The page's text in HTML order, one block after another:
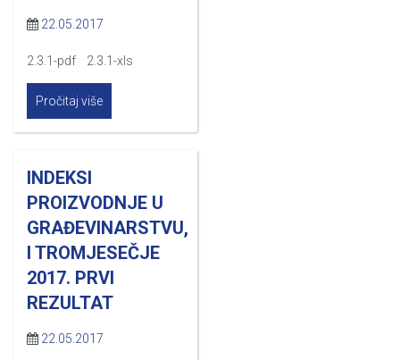
22.05.2017
2.3.1-pdf 2.3.1-xls
Pročitaj više
INDEKSI
PROIZVODNJE U
GRAĐEVINARSTVU,
I TROMJESEČJE
2017. PRVI
REZULTAT
22.05.2017